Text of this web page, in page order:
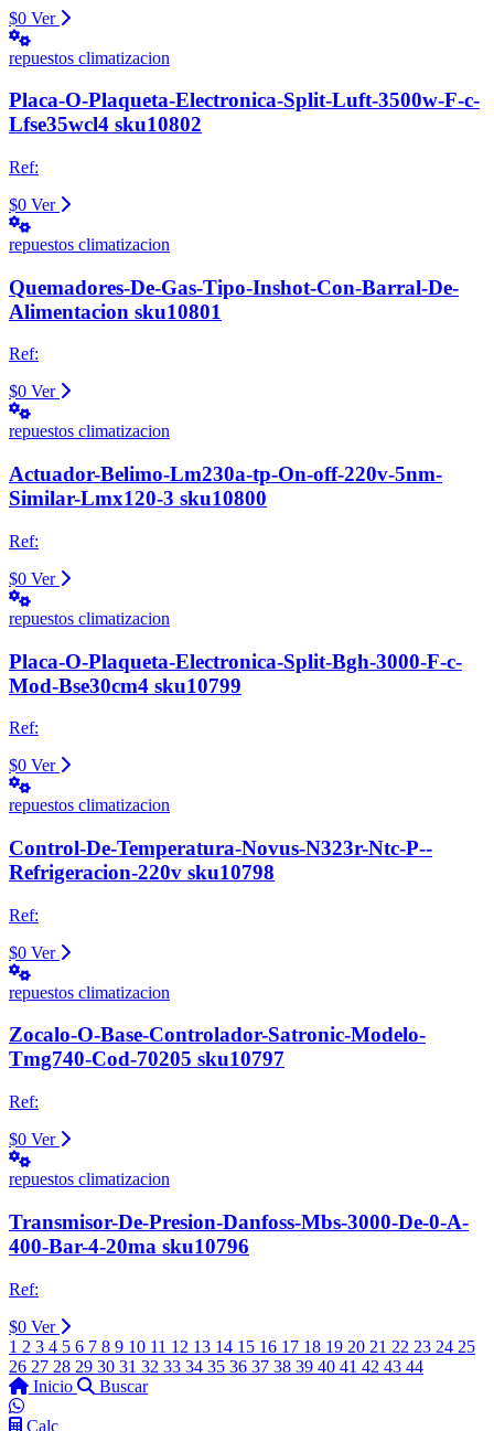
$0 Ver
repuestos climatizacion
Placa-O-Plaqueta-Electronica-Split-Luft-3500w-F-c-
Lfse35wcl4 sku10802
Ref:
$0 Ver
repuestos climatizacion
Quemadores-De-Gas-Tipo-Inshot-Con-Barral-De-
Alimentacion sku10801
Ref:
$0 Ver
repuestos climatizacion
Actuador-Belimo-Lm230a-tp-On-off-220v-5nm-
Similar-Lmx120-3 sku10800
Ref:
$0 Ver
repuestos climatizacion
Placa-O-Plaqueta-Electronica-Split-Bgh-3000-F-c-
Mod-Bse30cm4 sku10799
Ref:
$0 Ver
repuestos climatizacion
Control-De-Temperatura-Novus-N323r-Ntc-P--
Refrigeracion-220v sku10798
Ref:
$0 Ver
repuestos climatizacion
Zocalo-O-Base-Controlador-Satronic-Modelo-
Tmg740-Cod-70205 sku10797
Ref:
$0 Ver
repuestos climatizacion
Transmisor-De-Presion-Danfoss-Mbs-3000-De-0-A-
400-Bar-4-20ma sku10796
Ref:
$0 Ver
1 2 3 4 5 6 7 8 9 10 11 12 13 14 15 16 17 18 19 20 21 22 23 24 25
26 27 28 29 30 31 32 33 34 35 36 37 38 39 40 41 42 43 44
Inicio
Buscar
Calc